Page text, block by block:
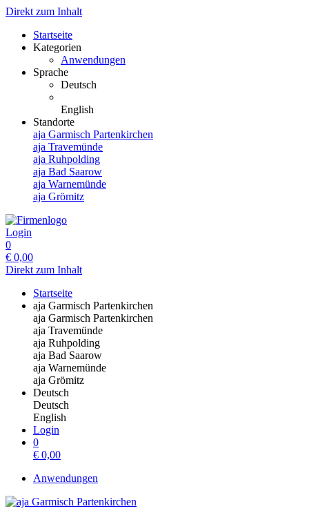
Direkt zum Inhalt
Startseite
Kategorien
Anwendungen
Sprache
Deutsch
English
Standorte
aja Garmisch Partenkirchen
aja Travemünde
aja Ruhpolding
aja Bad Saarow
aja Warnemünde
aja Grömitz
Login
0
€ 0,00
Direkt zum Inhalt
Startseite
aja Garmisch Partenkirchen
aja Garmisch Partenkirchen
aja Travemünde
aja Ruhpolding
aja Bad Saarow
aja Warnemünde
aja Grömitz
Deutsch
Deutsch
English
Login
0
€ 0,00
Anwendungen